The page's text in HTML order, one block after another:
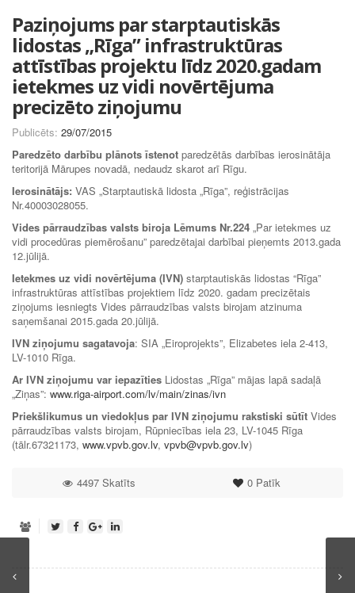
Paziņojums par starptautiskās
lidostas „Rīga” infrastruktūras
attīstības projektu līdz 2020.gadam
ietekmes uz vidi novērtējuma
precizēto ziņojumu
Publicēts: 29/07/2015
Paredzēto darbību plānots īstenot paredzētās darbības ierosinātāja
teritorijā Mārupes novadā, nedaudz skarot arī Rīgu.
Ierosinātājs: VAS „Starptautiskā lidosta „Rīga”, reģistrācijas
Nr.40003028055.
Vides pārraudzības valsts biroja Lēmums Nr.224 „Par ietekmes uz
vidi procedūras piemērošanu” paredzētajai darbībai pieņemts 2013.gada
12.jūlijā.
Ietekmes uz vidi novērtējuma (IVN) starptautiskās lidostas “Rīga”
infrastruktūras attīstības projektiem līdz 2020. gadam precizētais
ziņojums iesniegts Vides pārraudzības valsts birojam atzinuma
saņemšanai 2015.gada 20.jūlijā.
IVN ziņojumu sagatavoja: SIA „Eiroprojekts”, Elizabetes iela 2-413,
LV-1010 Rīga.
Ar IVN ziņojumu var iepazīties Lidostas „Rīga” mājas lapā sadaļā
„Ziņas”: www.riga-airport.com/lv/main/zinas/ivn
Priekšlikumus un viedokļus par IVN ziņojumu rakstiski sūtīt Vides
pārraudzības valsts birojam, Rūpniecības iela 23, LV-1045 Rīga
(tālr.67321173, www.vpvb.gov.lv, vpvb@vpvb.gov.lv)
0Patīk
4497 Skatīts